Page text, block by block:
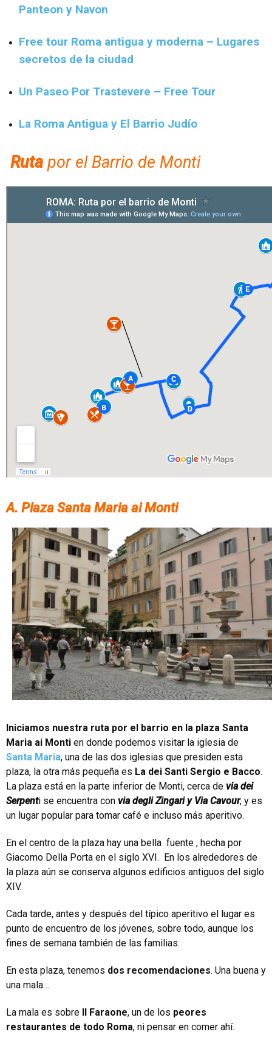
Panteon y Navon
Free tour Roma antigua y moderna – Lugares
secretos de la ciudad
Un Paseo Por Trastevere – Free Tour
La Roma Antigua y El Barrio Judío
Ruta por el Barrio de Monti
A. Plaza Santa Maria ai Monti
Iniciamos nuestra ruta por el barrio en la plaza Santa
Maria ai Monti en donde podemos visitar la iglesia de
Santa Maria, una de las dos iglesias que presiden esta
plaza, la otra más pequeña es La dei Santi Sergio e Bacco.
La plaza está en la parte inferior de Monti, cerca de via dei
Serpenti se encuentra con via degli Zingari y Via Cavour, y es
un lugar popular para tomar café e incluso más aperitivo.
En el centro de la plaza hay una bella fuente , hecha por
Giacomo Della Porta en el siglo XVI. En los alrededores de
la plaza aún se conserva algunos edificios antiguos del siglo
XIV.
Cada tarde, antes y después del típico aperitivo el lugar es
punto de encuentro de los jóvenes, sobre todo, aunque los
fines de semana también de las familias.
En esta plaza, tenemos dos recomendaciones. Una buena y
una mala…
La mala es sobre Il Faraone, un de los peores
restaurantes de todo Roma, ni pensar en comer ahí.